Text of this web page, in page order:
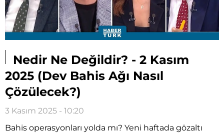
Oynat
Nedir Ne Değildir? - 2 Kasım
2025 (Dev Bahis Ağı Nasıl
Çözülecek?)
3 Kasım 2025 - 10:20
Bahis operasyonları yolda mı? Yeni haftada gözaltı